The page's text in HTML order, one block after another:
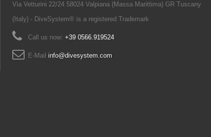
Via Vetturini 22/24 58024 Valpiana (Massa Marittima) GR Tuscany
(Italy) - DiveSystem® is a registered Trademark
Call us now: +39 0566.919524
E-Mail info@divesystem.com